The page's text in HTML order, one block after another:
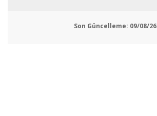
Son Güncelleme: 09/08/26